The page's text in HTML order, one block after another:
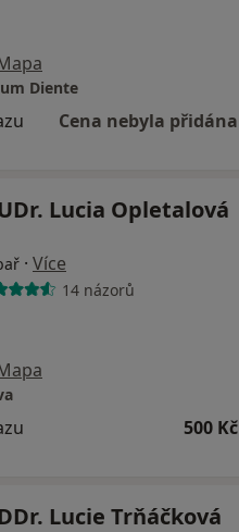
Diente
Cena nebyla přidána
Lucia Opletalová
· Více
14 názorů
500 Kč
Lucie Trňáčková